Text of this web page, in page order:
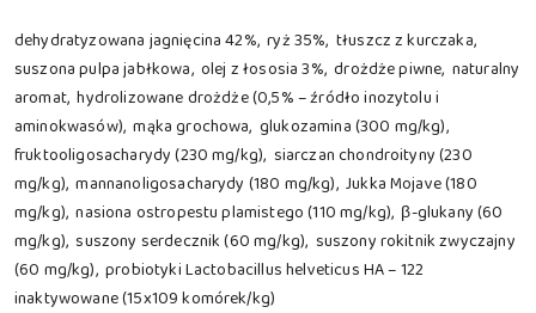
dehydratyzowana jagnięcina 42%, ryż 35%, tłuszcz z kurczaka,
suszona pulpa jabłkowa, olej z łososia 3%, drożdże piwne, naturalny
aromat, hydrolizowane drożdże (0,5% – źródło inozytolu i
aminokwasów), mąka grochowa, glukozamina (300 mg/kg),
fruktooligosacharydy (230 mg/kg), siarczan chondroityny (230
mg/kg), mannanoligosacharydy (180 mg/kg), Jukka Mojave (180
mg/kg), nasiona ostropestu plamistego (110 mg/kg), β-glukany (60
mg/kg), suszony serdecznik (60 mg/kg), suszony rokitnik zwyczajny
(60 mg/kg), probiotyki Lactobacillus helveticus HA – 122
inaktywowane (15x109 komórek/kg)